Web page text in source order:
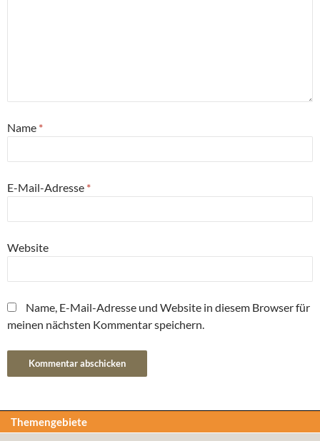
Name *
E-Mail-Adresse *
Website
Name, E-Mail-Adresse und Website in diesem Browser für
meinen nächsten Kommentar speichern.
Themengebiete